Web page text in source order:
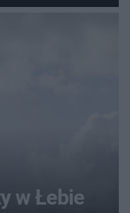
w Łebie